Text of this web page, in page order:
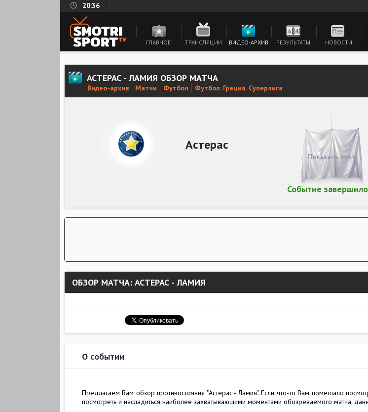
20:36
ГЛАВНОЕ ТРАНСЛЯЦИИ ВИДЕО-АРХИВ РЕЗУЛЬТАТЫ НОВОСТИ
АСТЕРАС - ЛАМИЯ ОБЗОР МАТЧА
Видео-архив Матчи Футбол Футбол. Греция. Суперлига
Астерас
Событие
Показать счет
ОБЗОР МАТЧА: АСТЕРАС - ЛАМИЯ
О событии
Предлагаем Вам обзор противостояния "Астерас - Ламия". Если что-то Вам помешало
посмотреть и насладиться наиболее захватывающими моментами обозреваемого матча,